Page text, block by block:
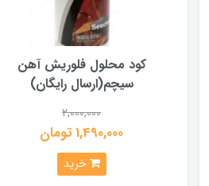
کود محلول فلوریش آهن
سیچم(ارسال رایگان)
2,000,000
1,490,000 تومان
خرید